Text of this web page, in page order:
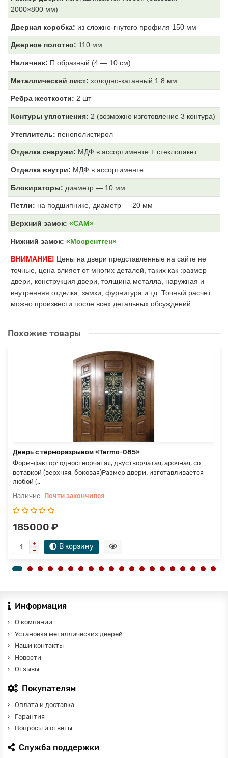
2000×800 мм)
Дверная коробка: из сложно-гнутого профиля 150 мм
Дверное полотно: 110 мм
Наличник: П образный (4 — 10 см)
Металлический лист: холодно-катанный,1.8 мм
Ребра жесткости: 2 шт
Контуры уплотнения: 2 (возможно изготовление 3 контура)
Утеплитель: пенополистирол
Отделка снаружи: МДФ в ассортименте + стеклопакет
Отделка внутри: МДФ в ассортименте
Блокираторы: диаметр — 10 мм
Петли: на подшипнике, диаметр — 20 мм
Верхний замок: «САМ»
Нижний замок: «Мосрентген»
ВНИМАНИЕ! Цены на двери представленные на сайте не
точные, цена влияет от многих деталей, таких как :размер
двери, конструкция двери, толщина металла, наружная и
внутренняя отделка, замки, фурнитура и тд. Точный расчет
можно произвести после всех детальных обсуждений.
Похожие товары
Дверь с терморазрывом «Termo-085»
Форм-фактор: одностворчатая, двустворчатая, арочная, со
вставкой (верхняя, боковая)Размер двери: изготавливается
любой (..
Почти закончился
185000 ₽
В корзину
Информация
О компании
Установка металлических дверей
Наши контакты
Новости
Отзывы
Покупателям
Оплата и доставка
Гарантия
Вопросы и ответы
Служба поддержки